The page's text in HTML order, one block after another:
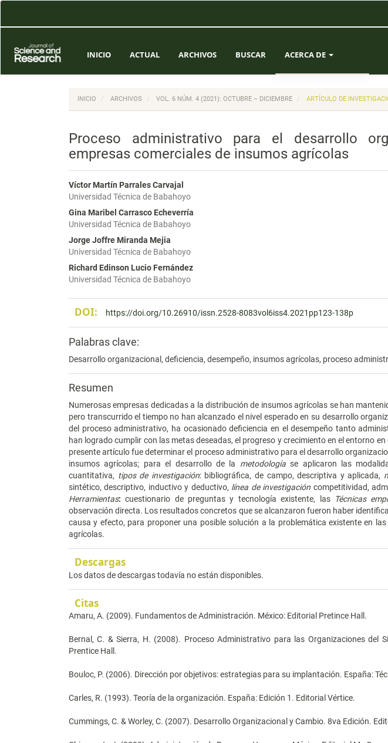
Contenido
Barra
lateral
INICIO ACTUAL ARCHIVOS BUSCAR ACERCA DE
EQUIPO EDITORIAL
INICIO ARCHIVOS VOL. 6 NÚM. 4 (2021): OCTUBRE – DICIEMBRE ARTÍCULO DE
Proceso administrativo para el desarrollo
empresas comerciales de insumos agrícolas
Víctor Martín Parrales Carvajal
Universidad Técnica de Babahoyo
Gina Maribel Carrasco Echeverría
Universidad Técnica de Babahoyo
Jorge Joffre Miranda Mejia
Universidad Técnica de Babahoyo
Richard Edinson Lucio Fernández
Universidad Técnica de Babahoyo
DOI: https://doi.org/10.26910/issn.2528-8083vol6iss4.2021pp123-138p
Palabras clave:
Desarrollo organizacional, deficiencia, desempeño, insumos agrícolas, proceso
Resumen
Numerosas empresas dedicadas a la distribución de insumos agrícolas se han
pero transcurrido el tiempo no han alcanzado el nivel esperado en su desarrollo
del proceso administrativo, ha ocasionado deficiencia en el desempeño tanto
han logrado cumplir con las metas deseadas, el progreso y crecimiento en el entorno en
presente artículo fue determinar el proceso administrativo para el desarrollo
insumos agrícolas; para el desarrollo de la metodologíase aplicaron las
cuantitativa, tipos de investigación: bibliográfica, de campo, descriptiva y aplicada,
sintético, descriptivo, inductivo y deductivo, línea de investigación competitividad,
Herramientas: cuestionario de preguntas y tecnología existente, las Técnicas
observación directa. Los resultados concretos que se alcanzaron fueron haber
causa y efecto, para proponer una posible solución a la problemática existente en
agrícolas.
Descargas
Los datos de descargas todavía no están disponibles.
Citas
Amaru, A. (2009). Fundamentos de Administración. México: Editorial Pretince Hall.
Bernal, C. & Sierra, H. (2008). Proceso Administrativo para las Organizaciones del
Prentice Hall.
Bouloc, P. (2006). Dirección por objetivos: estrategias para su implantación. España:
Carles, R. (1993). Teoría de la organización. España: Edición 1. Editorial Vértice.
Cummings, C. & Worley, C. (2007). Desarrollo Organizacional y Cambio. 8va Edición.